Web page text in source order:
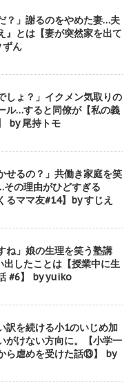
？」謝るのをやめた妻…夫
』とは【妻が突然家を出て
ずん
しょ？」イクメン気取りの
ル…すると同僚が【私の義
by 尾持トモ
せるの？」共働き家庭を笑
の理由がひどすぎる
るママ友#14】by すじえ
ね」娘の生理を笑う塾講
したことは【授業中に生
#6】 by yuiko
訳を続ける小1のいじめ加
がけない方向に。【小学一
ら虐めを受けた話⑬】 by